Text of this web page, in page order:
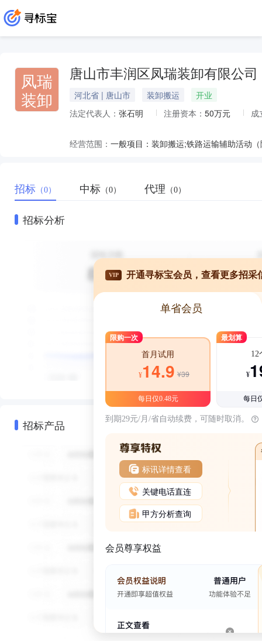
凤瑞
装卸
唐山市丰润区凤瑞装卸有限公司
河北省 | 唐山市 装卸搬运
开业
法定代表人： 张石明 注册资本： 50万元 成
经营范围： 一般项目：装卸搬运;铁路运输辅助活动
招标 （0） 中标 （0） 代理 （0）
招标分析
招标产品
VIP 开通寻标宝会员，查看更多招采
单省会员
限购一次
首月试用
¥14.9 ¥39
每日仅0.48元
最划算
12
¥
每日
到期29元/月/省自动续费，可随时取消。
标讯详情查看
关键电话直连
甲方分析查询
会员尊享权益